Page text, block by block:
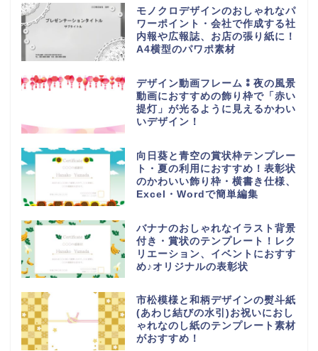
モノクロデザインのおしゃれなパ
ワーポイント・会社で作成する社
内報や広報誌、お店の張り紙に！
A4横型のパワポ素材
デザイン動画フレーム⁑夜の風景
動画におすすめの飾り枠で「赤い
提灯」が光るように見えるかわい
いデザイン！
向日葵と青空の賞状枠テンプレー
ト・夏の利用におすすめ！表彰状
のかわいい飾り枠・横書き仕様、
Excel・Wordで簡単編集
バナナのおしゃれなイラスト背景
付き・賞状のテンプレート！レク
リエーション、イベントにおすす
め♪オリジナルの表彰状
市松模様と和柄デザインの熨斗紙
(あわじ結びの水引)お祝いにおし
ゃれなのし紙のテンプレート素材
がおすすめ！